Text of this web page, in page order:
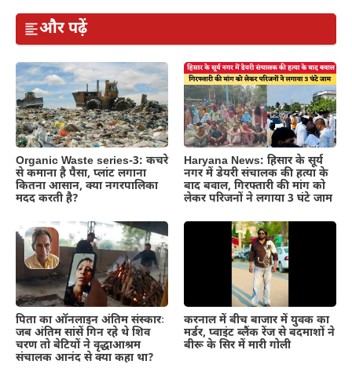
और पढ़ें
Organic Waste series-3: कचरे
से कमाना है पैसा, प्लांट लगाना
कितना आसान, क्या नगरपालिका
मदद करती है?
Haryana News: हिसार के सूर्य
नगर में डेयरी संचालक की हत्या के
बाद बवाल, गिरफ्तारी की मांग को
लेकर परिजनों ने लगाया 3 घंटे जाम
पिता का ऑनलाइन अंतिम संस्कारः
जब अंतिम सांसें गिन रहे थे शिव
चरण तो बेटियों ने वृद्धाआश्रम
संचालक आनंद से क्या कहा था?
करनाल में बीच बाजार में युवक का
मर्डर, प्वाइंट ब्लैंक रेंज से बदमाशों ने
बीरू के सिर में मारी गोली